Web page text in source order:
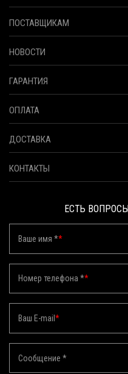
ПОСТАВЩИКАМ
НОВОСТИ
ГАРАНТИЯ
ОПЛАТА
ДОСТАВКА
КОНТАКТЫ
ЕСТЬ
Ваше имя **
Номер телефона **
Ваш E-mail *
Сообщение *